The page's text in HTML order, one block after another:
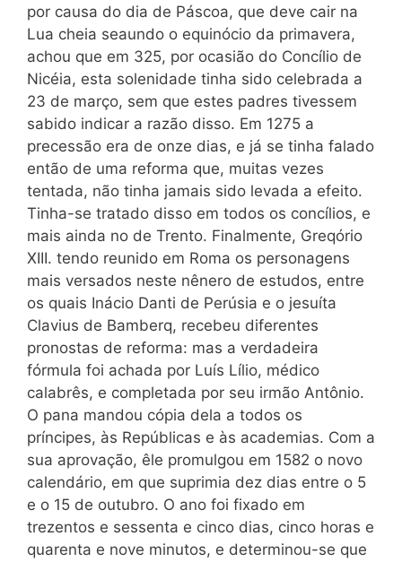
por causa do dia de Páscoa, que deve cair na
Lua cheia seaundo o equinócio da primavera,
achou que em 325, por ocasião do Concílio de
Nicéia, esta solenidade tinha sido celebrada a
23 de março, sem que estes padres tivessem
sabido indicar a razão disso. Em 1275 a
precessão era de onze dias, e já se tinha falado
então de uma reforma que, muitas vezes
tentada, não tinha jamais sido levada a efeito.
Tinha-se tratado disso em todos os concílios, e
mais ainda no de Trento. Finalmente, Greqório
XIII. tendo reunido em Roma os personagens
mais versados neste nênero de estudos, entre
os quais Inácio Danti de Perúsia e o jesuíta
Clavius de Bamberq, recebeu diferentes
pronostas de reforma: mas a verdadeira
fórmula foi achada por Luís Lílio, médico
calabrês, e completada por seu irmão Antônio.
O pana mandou cópia dela a todos os
príncipes, às Repúblicas e às academias. Com a
sua aprovação, êle promulgou em 1582 o novo
calendário, em que suprimia dez dias entre o 5
e o 15 de outubro. O ano foi fixado em
trezentos e sessenta e cinco dias, cinco horas e
quarenta e nove minutos, e determinou-se que